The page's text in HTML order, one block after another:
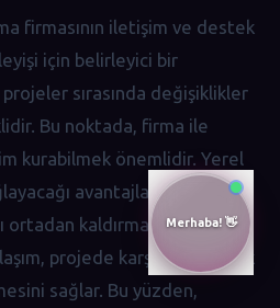
firmasının iletişim ve destek
için belirleyici bir
sırasında değişiklikler
Bu noktada, firma ile
kurabilmek önemlidir. Yerel
avantajlardan biri, dil
kaldırmasıdır. Hızlı
projede karşılaşılabilecek
sağlar. Bu yüzden,